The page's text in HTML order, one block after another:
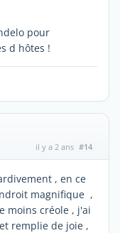
pour
d hôtes !
il y a 2 ans #14
, en ce
magnifique ,
moins créole , j'ai
remplie de joie ,